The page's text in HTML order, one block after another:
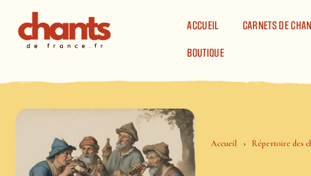
ACCUEIL CARNETS DE
BOUTIQUE
Accueil Répertoire des